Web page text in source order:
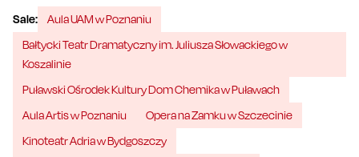
Sale:
Aula UAM w Poznaniu
Bałtycki Teatr Dramatyczny im. Juliusza Słowackiego w
Koszalinie
Puławski Ośrodek Kultury Dom Chemika w Puławach
Aula Artis w Poznaniu
Opera na Zamku w Szczecinie
Kinoteatr Adria w Bydgoszczy